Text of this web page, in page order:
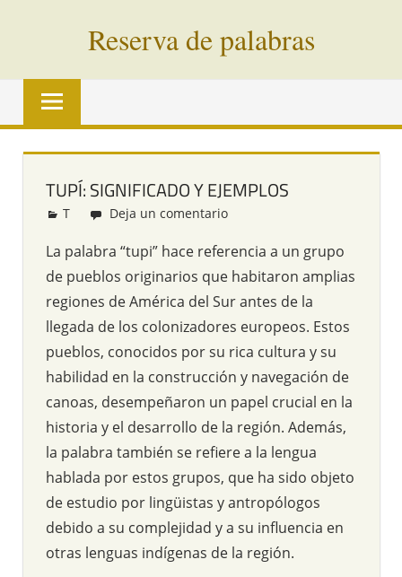
Reserva de palabras
Palabras
vías
todo
mundo
TUPÍ: SIGNIFICADO Y EJEMPLOS
Redacción
T Deja un comentario
La palabra “tupi” hace referencia a un grupo
de pueblos originarios que habitaron amplias
regiones de América del Sur antes de la
llegada de los colonizadores europeos. Estos
pueblos, conocidos por su rica cultura y su
habilidad en la construcción y navegación de
canoas, desempeñaron un papel crucial en la
historia y el desarrollo de la región. Además,
la palabra también se refiere a la lengua
hablada por estos grupos, que ha sido objeto
de estudio por lingüistas y antropólogos
debido a su complejidad y a su influencia en
otras lenguas indígenas de la región.